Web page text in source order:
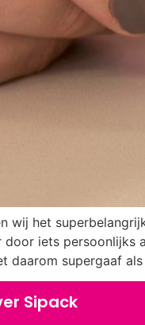
wij het
door iets persoonlijks
daarom supergaaf
Sipack